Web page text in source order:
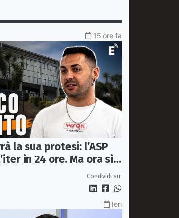
15 ore fa
la sua protesi: l’ASP
in 24 ore. Ma ora si
dell’Ufficio ausiliCondividi su:
Ieri